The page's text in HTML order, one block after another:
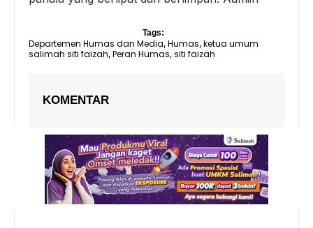
Tags:
Departemen Humas dan Media, Humas, ketua umum
salimah siti faizah, Peran Humas, siti faizah
KOMENTAR